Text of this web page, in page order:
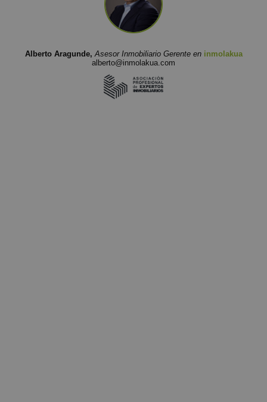
Alberto Aragunde, Asesor Inmobiliario Gerente en inmolakua
alberto@inmolakua.com